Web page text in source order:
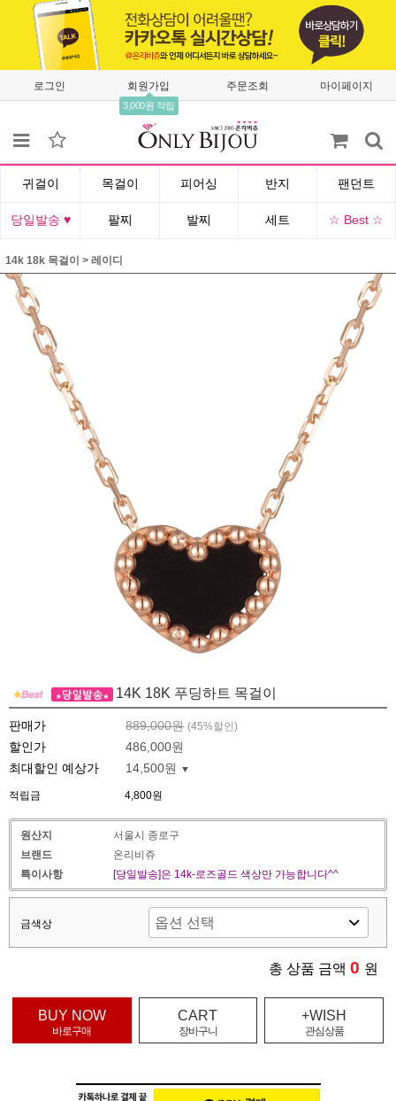
로그인 회원가입
3,000원 적립
주문조회 마이페이지
귀걸이 목걸이 피어싱 반지 팬던트
당일발송 ♥ 팔찌 발찌 세트 ☆ Best ☆
14k 18k 목걸이 > 레이디
14K 18K 푸딩하트 목걸이
판매가 889,000원 (45%할인)
할인가
486,000원
최대할인 예상가
14,500원
적립금 4,800원
원산지
서울시 종로구
브랜드
온리비쥬
특이사항
[당일발송]은 14k-로즈골드 색상만 가능합니다^^
금색상
총 상품 금액 0 원
BUY NOW
바로구매
CART
장바구니
+WISH
관심상품